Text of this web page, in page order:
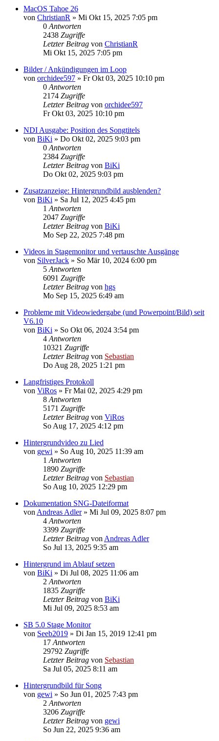
MacOS Tahoe 26
von ChristianR » Mi Okt 15, 2025 7:05 pm
0 Antworten
2438 Zugriffe
Letzter Beitrag von ChristianR
Mi Okt 15, 2025 7:05 pm
Bilder / Ankündigungen im Loop
von orchidee597 » Fr Okt 03, 2025 10:10 pm
0 Antworten
2174 Zugriffe
Letzter Beitrag von orchidee597
Fr Okt 03, 2025 10:10 pm
NDI Ausgabe: Position des Songtitels
von BiKi » Do Okt 02, 2025 9:03 pm
0 Antworten
2384 Zugriffe
Letzter Beitrag von BiKi
Do Okt 02, 2025 9:03 pm
Zusatzanzeige: Hintergrundbild ausblenden?
von BiKi » Sa Jul 12, 2025 4:45 pm
1 Antworten
2047 Zugriffe
Letzter Beitrag von BiKi
Mo Sep 22, 2025 7:48 pm
Videos in Stagemonitor und vertauschte Ausgänge
von SilverJack » So Mär 10, 2024 6:00 pm
5 Antworten
6091 Zugriffe
Letzter Beitrag von hgs
Mo Sep 15, 2025 6:49 am
Probleme mit Videowiedergabe (und Powerpoint/Bild) seit
V6.10
von BiKi » So Okt 06, 2024 3:54 pm
4 Antworten
10321 Zugriffe
Letzter Beitrag von Sebastian
Do Aug 28, 2025 1:21 pm
Langfristiges Protokoll
von ViRos » Fr Mai 02, 2025 4:29 pm
8 Antworten
5171 Zugriffe
Letzter Beitrag von ViRos
So Aug 17, 2025 4:12 pm
Hintergrundvideo zu Lied
von gewi » So Aug 10, 2025 11:39 am
1 Antworten
1890 Zugriffe
Letzter Beitrag von Sebastian
So Aug 10, 2025 12:29 pm
Dokumentation SNG-Dateiformat
von Andreas Adler» Mi Jul 09, 2025 8:07 pm
4 Antworten
3399 Zugriffe
Letzter Beitrag von Andreas Adler
So Jul 13, 2025 9:35 am
Hintergrund im Ablauf setzen
von BiKi » Di Jul 08, 2025 11:06 am
2 Antworten
1835 Zugriffe
Letzter Beitrag von BiKi
Mi Jul 09, 2025 8:53 am
SB 5.0 Stage Monitor
von Seeb2019 » Di Jan 15, 2019 12:41 pm
17 Antworten
29792 Zugriffe
Letzter Beitrag von Sebastian
Sa Jul 05, 2025 8:11 am
Hintergrundbild für Song
von gewi » So Jun 01, 2025 7:43 pm
2 Antworten
3206 Zugriffe
Letzter Beitrag von gewi
So Jun 22, 2025 9:36 am